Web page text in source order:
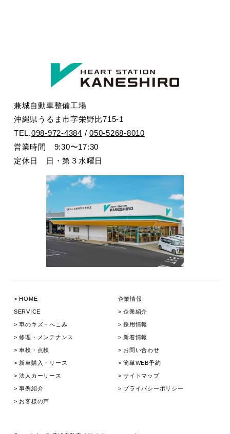
兼城自動車整備工場
沖縄県うるま市字栄野比715-1
TEL.098-972-4384 /050-5268-8010
営業時間 9:30〜17:30
定休日 日・第３水曜日
HOME
SERVICE
⾞のキズ・へこみ
修理・メンテナンス
⾞検・点検
新⾞購⼊・リース
法人カーリース
事例紹介
お客様の声
企業情報
企業紹介
採用情報
新着情報
お問い合わせ
簡単WEB予約
サイトマップ
プライバシーポリシー